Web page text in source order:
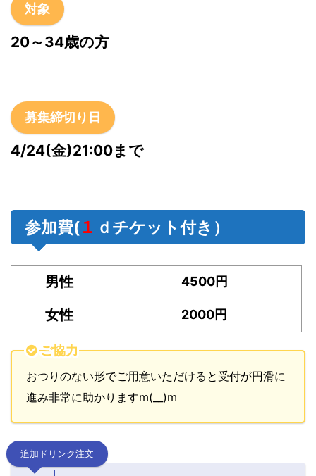
対象
20～34歳の方
募集締切り日
4/24(金)21:00まで
参加費(１ ｄチケット付き）
男性 4500円
女性 2000円
ご協力
おつりのない形でご用意いただけると受付が円滑に
進み非常に助かりますm(__)m
追加ドリンク注文